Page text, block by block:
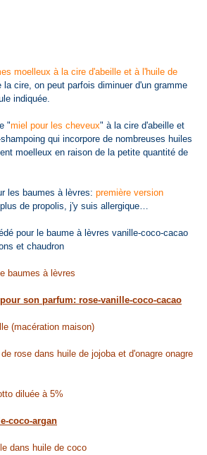
moelleux à la cire d'abeille et à l'huile de
la cire, on peut parfois diminuer d'un gramme
indiquée.
"miel pour les cheveux" à la cire d'abeille et
qui incorpore de nombreuses huiles
moelleux en raison de la petite quantité de
les baumes à lèvres: première version
de propolis, j'y suis allergique…
pour le baume à lèvres vanille-coco-cacao
et chaudron
baumes à lèvres
son parfum: rose-vanille-coco-cacao
(macération maison)
rose dans huile de jojoba et d'onagre onagre
diluée à 5%
coco-argan
dans huile de coco